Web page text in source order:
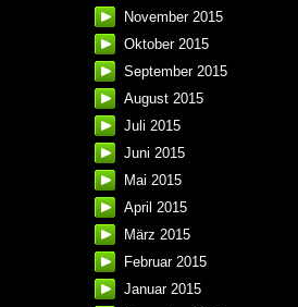
November 2015
Oktober 2015
September 2015
August 2015
Juli 2015
Juni 2015
Mai 2015
April 2015
März 2015
Februar 2015
Januar 2015